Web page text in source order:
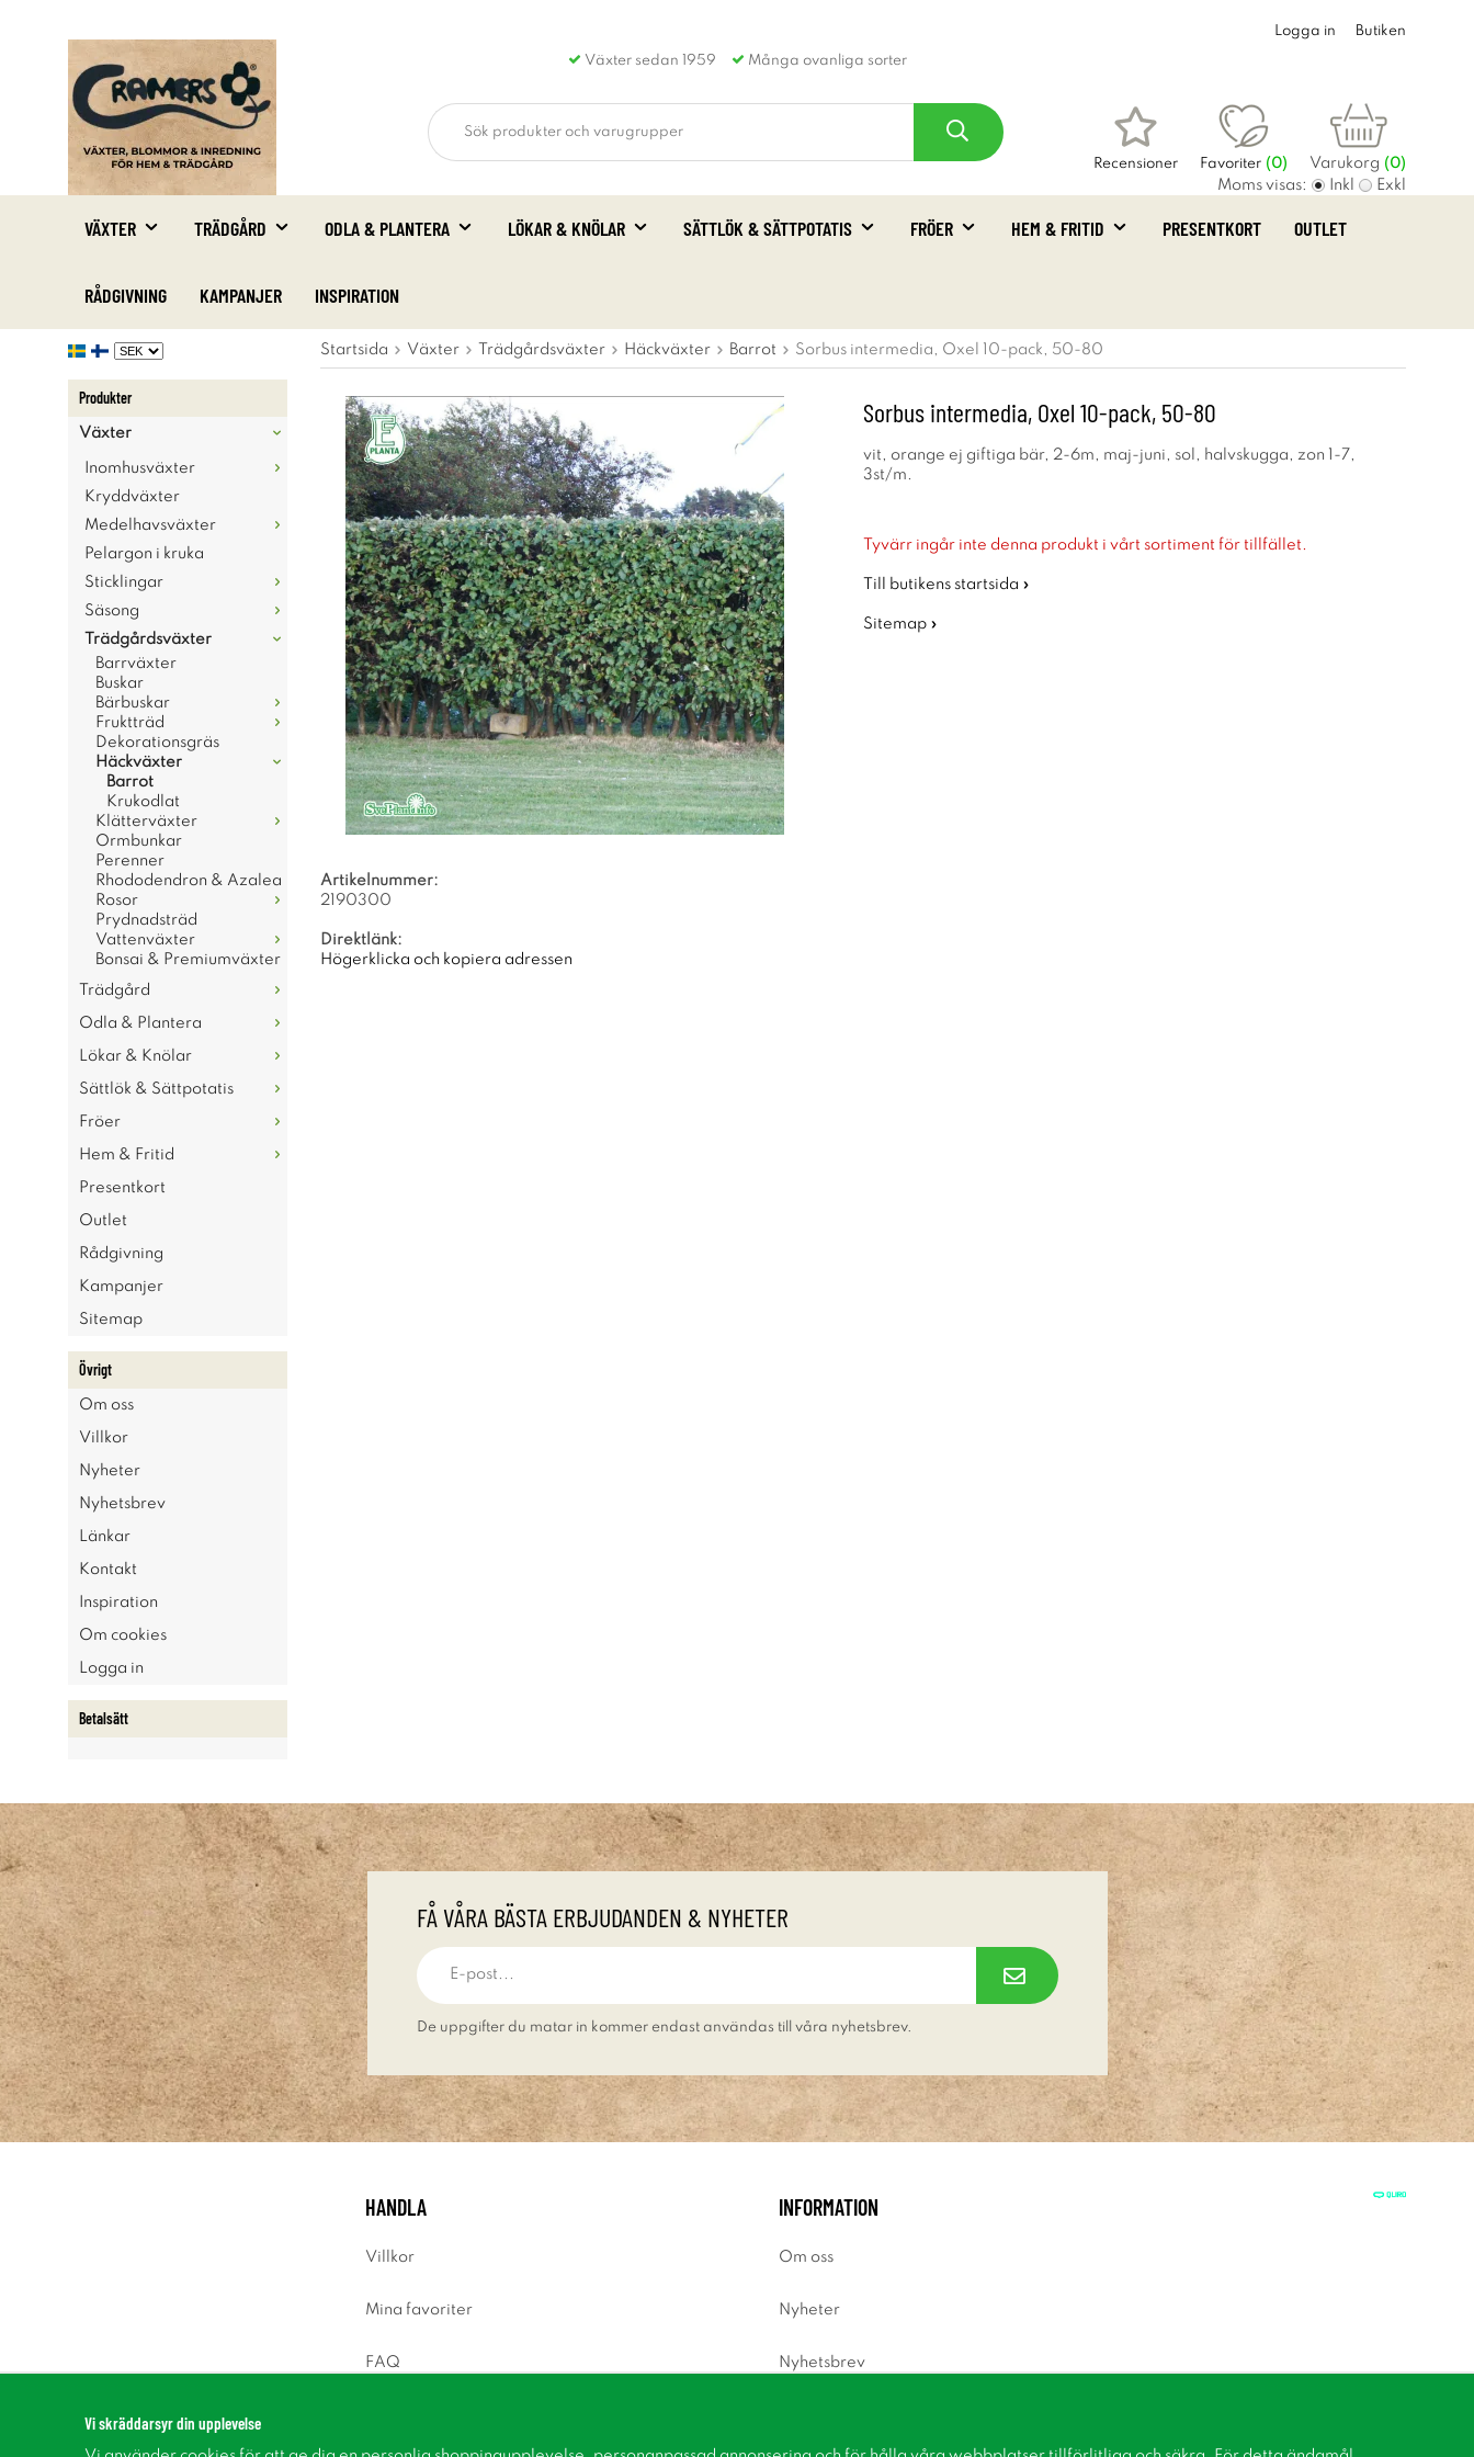
Växter sedan 1959 Många ovanliga sorter
Logga in Butiken
Recensioner Favoriter (0) Varukorg (0)
Moms visas: Inkl Exkl
VÄXTER TRÄDGÅRD ODLA & PLANTERA LÖKAR & KNÖLAR SÄTTLÖK & SÄTTPOTATIS FRÖER HEM & FRITID PRESENTKORT OUTLET
RÅDGIVNING KAMPANJER INSPIRATION
Produkter
Växter
Inomhusväxter
Kryddväxter
Medelhavsväxter
Pelargon i kruka
Sticklingar
Säsong
Trädgårdsväxter
Barrväxter
Buskar
Bärbuskar
Fruktträd
Dekorationsgräs
Häckväxter
Barrot
Krukodlat
Klätterväxter
Ormbunkar
Perenner
Rhododendron & Azalea
Rosor
Prydnadsträd
Vattenväxter
Bonsai & Premiumväxter
Trädgård
Odla & Plantera
Lökar & Knölar
Sättlök & Sättpotatis
Fröer
Hem & Fritid
Presentkort
Outlet
Rådgivning
Kampanjer
Sitemap
Övrigt
Om oss
Villkor
Nyheter
Nyhetsbrev
Länkar
Kontakt
Inspiration
Om cookies
Logga in
Betalsätt
Startsida Växter Trädgårdsväxter Häckväxter Barrot Sorbus intermedia, Oxel 10-pack, 50-80
Sorbus intermedia, Oxel 10-pack, 50-80
vit, orange ej giftiga bär, 2-6m, maj-juni, sol, halvskugga, zon 1-7,
3st/m.
Tyvärr ingår inte denna produkt i vårt sortiment för tillfället.
Till butikens startsida »
Sitemap »
Artikelnummer:
2190300
Direktlänk:
Högerklicka och kopiera adressen
FÅ VÅRA BÄSTA ERBJUDANDEN & NYHETER
De uppgifter du matar in kommer endast användas till våra nyhetsbrev.
HANDLA
Villkor
Mina favoriter
FAQ
INFORMATION
Om oss
Nyheter
Nyhetsbrev
Vi skräddarsyr din upplevelse